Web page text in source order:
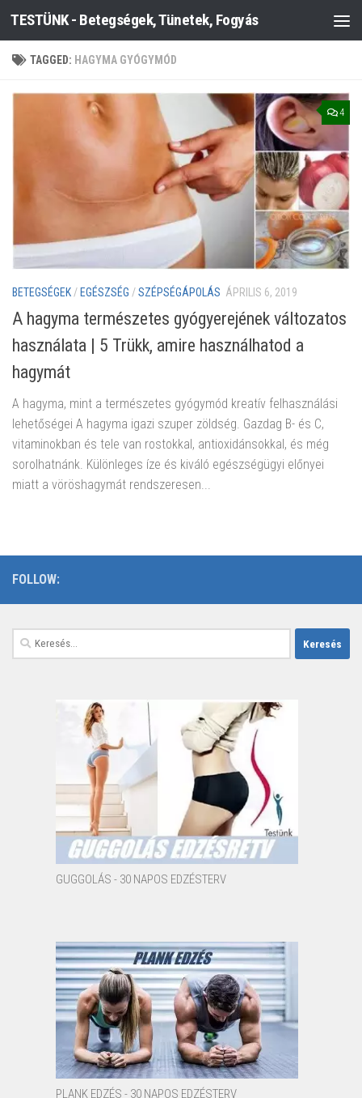
Skip to content
TESTÜNK - Betegségek, Tünetek, Fogyás
TAGGED: HAGYMA GYÓGYMÓD
4
BETEGSÉGEK / EGÉSZSÉG /SZÉPSÉGÁPOLÁS ÁPRILIS 6, 2019
A hagyma természetes gyógyerejének változatos
használata | 5 Trükk, amire használhatod a
hagymát
A hagyma, mint a természetes gyógymód kreatív felhasználási
lehetőségei A hagyma igazi szuper zöldség. Gazdag B- és C,
vitaminokban és tele van rostokkal, antioxidánsokkal, és még
sorolhatnánk. Különleges íze és kiváló egészségügyi előnyei
miatt a vöröshagymát rendszeresen...
FOLLOW:
Keresés:
GUGGOLÁS - 30 NAPOS EDZÉSTERV
PLANK EDZÉS - 30 NAPOS EDZÉSTERV